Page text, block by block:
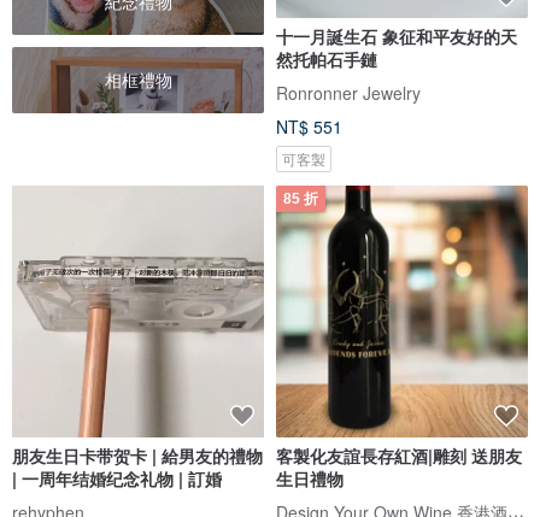
相框禮物
十一月誕生石 象征和平友好的天
然托帕石手鏈
Ronronner Jewelry
NT$ 551
可客製
朋友生日卡带贺卡 | 給男友的禮物
| 一周年结婚纪念礼物 | 訂婚
85 折
客製化友誼長存紅酒|雕刻 送朋友
生日禮物
Design Your Own Wine 香港酒瓶雕刻禮品專門店